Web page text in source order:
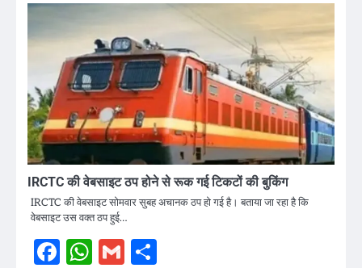
IRCTC की वेबसाइट ठप होने से रूक गई टिकटों की बुकिंग
IRCTC की वेबसाइट सोमवार सुबह अचानक ठप हो गई है। बताया जा रहा है कि
वेबसाइट उस वक्त ठप हुई…
Facebook
WhatsApp
Gmail